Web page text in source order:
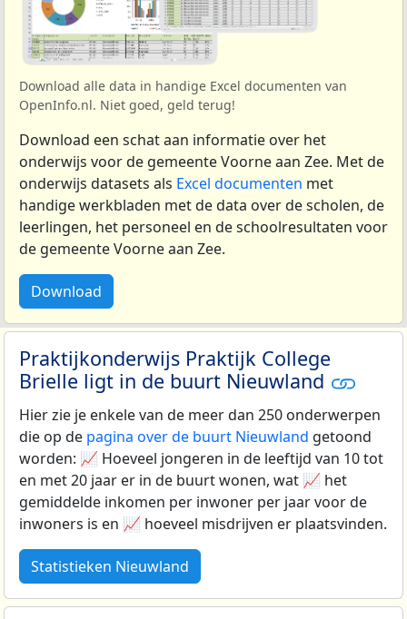
Download alle data in handige Excel documenten van
OpenInfo.nl. Niet goed, geld terug!
Download een schat aan informatie over het
onderwijs voor de gemeente Voorne aan Zee. Met de
onderwijs datasets als Excel documenten met
handige werkbladen met de data over de scholen, de
leerlingen, het personeel en de schoolresultaten voor
de gemeente Voorne aan Zee.
Download
Praktijkonderwijs Praktijk College
Brielle ligt in de buurt Nieuwland
Hier zie je enkele van de meer dan 250 onderwerpen
die op de pagina over de buurt Nieuwland getoond
worden: 📈 Hoeveel jongeren in de leeftijd van 10 tot
en met 20 jaar er in de buurt wonen, wat 📈 het
gemiddelde inkomen per inwoner per jaar voor de
inwoners is en 📈 hoeveel misdrijven er plaatsvinden.
Statistieken Nieuwland